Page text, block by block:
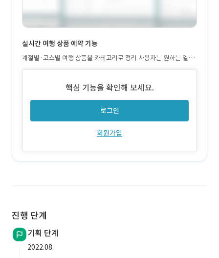
실시간 여행 상품 예약 기능
계절별·코스별 여행 상품을 카테고리로 정리 사용자는 원하는 일정
을 선택하고 즉시 예약 가능 마감 상품 자동 비활성화 기능 포함
핵심 기능을 확인해 보세요.
로그인
회원가입
진행 단계
기획 단계
2022.08.